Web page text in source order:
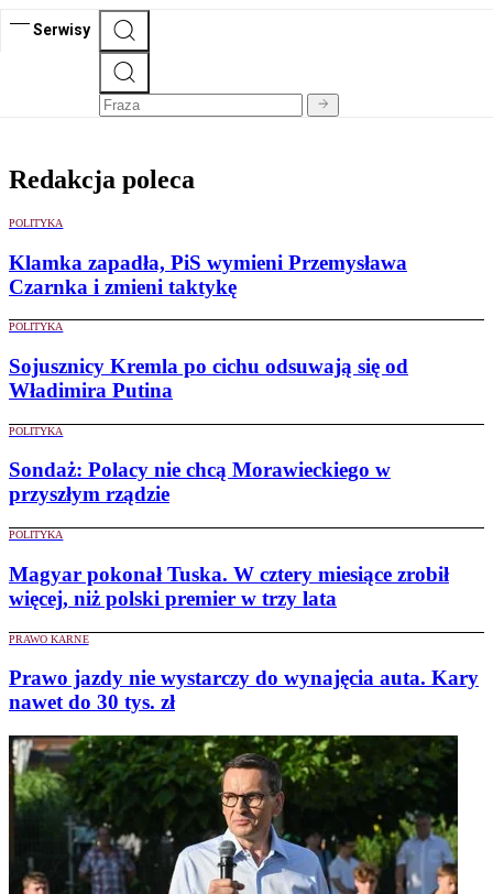
Serwisy
Redakcja poleca
POLITYKA
Klamka zapadła, PiS wymieni Przemysława
Czarnka i zmieni taktykę
POLITYKA
Sojusznicy Kremla po cichu odsuwają się od
Władimira Putina
POLITYKA
Sondaż: Polacy nie chcą Morawieckiego w
przyszłym rządzie
POLITYKA
Magyar pokonał Tuska. W cztery miesiące zrobił
więcej, niż polski premier w trzy lata
PRAWO KARNE
Prawo jazdy nie wystarczy do wynajęcia auta. Kary
nawet do 30 tys. zł